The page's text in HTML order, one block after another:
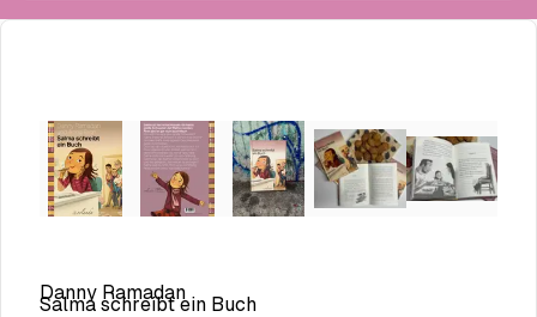
Danny Ramadan
Salma schreibt ein Buch